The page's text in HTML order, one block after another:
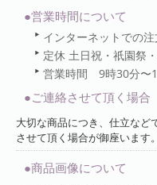
●営業時間について
インターネットでの
定休 土日祝・祇園祭
営業時間 9時30分〜
●ご連絡させて頂く場合
大切な商品につき、仕立など
させて頂く場合が御座います。
●商品画像について